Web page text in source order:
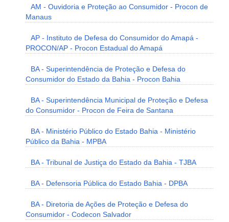
AM - Ouvidoria e Proteção ao Consumidor - Procon de
Manaus
AP - Instituto de Defesa do Consumidor do Amapá -
PROCON/AP - Procon Estadual do Amapá
BA - Superintendência de Proteção e Defesa do
Consumidor do Estado da Bahia - Procon Bahia
BA - Superintendência Municipal de Proteção e Defesa
do Consumidor - Procon de Feira de Santana
BA - Ministério Público do Estado Bahia - Ministério
Público da Bahia - MPBA
BA - Tribunal de Justiça do Estado da Bahia - TJBA
BA - Defensoria Pública do Estado Bahia - DPBA
BA - Diretoria de Ações de Proteção e Defesa do
Consumidor - Codecon Salvador